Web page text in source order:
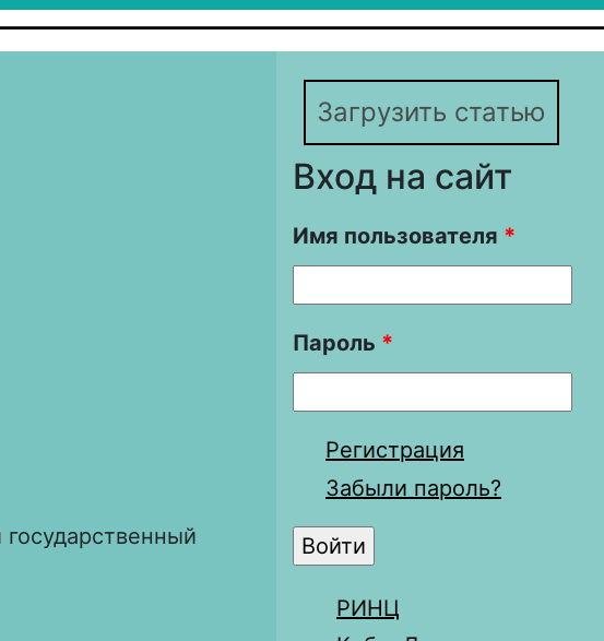
Загрузить статью
Вход на сайт
Имя пользователя *
Пароль *
Регистрация
Забыли пароль?
РИНЦ